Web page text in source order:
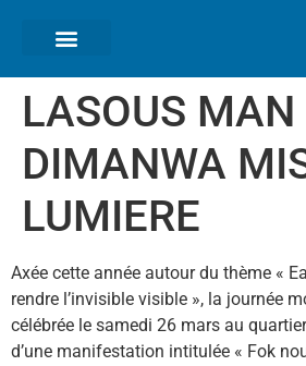
LASOUS MAN
DIMANWA
LUMIERE
Axée cette année autour du thème «
rendre l’invisible visible », la journée
célébrée le samedi 26 mars au
d’une manifestation intitulée « Fok